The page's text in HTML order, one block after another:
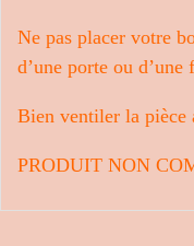
Ne pas placer votre
d’une porte ou d’une
Bien ventiler la pièce
PRODUIT NON